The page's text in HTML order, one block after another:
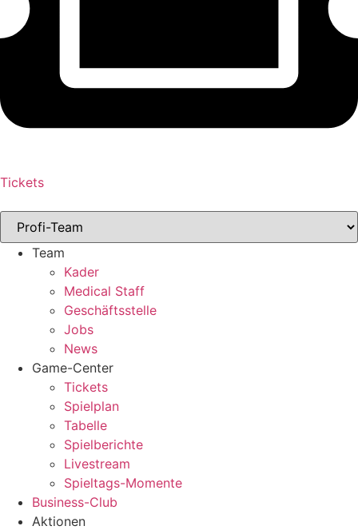
Tickets
Team
Kader
Medical Staff
Geschäftsstelle
Jobs
News
Game-Center
Tickets
Spielplan
Tabelle
Spielberichte
Livestream
Spieltags-Momente
Business-Club
Aktionen